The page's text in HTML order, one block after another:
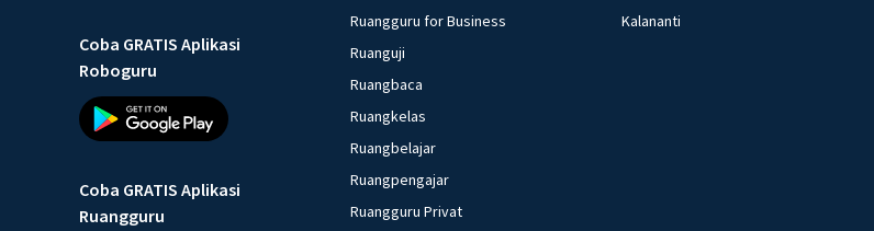
Coba GRATIS Aplikasi
Roboguru
Coba GRATIS Aplikasi
Ruangguru
Ruangguru for Business
Ruanguji
Ruangbaca
Ruangkelas
Ruangbelajar
Ruangpengajar
Ruangguru Privat
Kalananti